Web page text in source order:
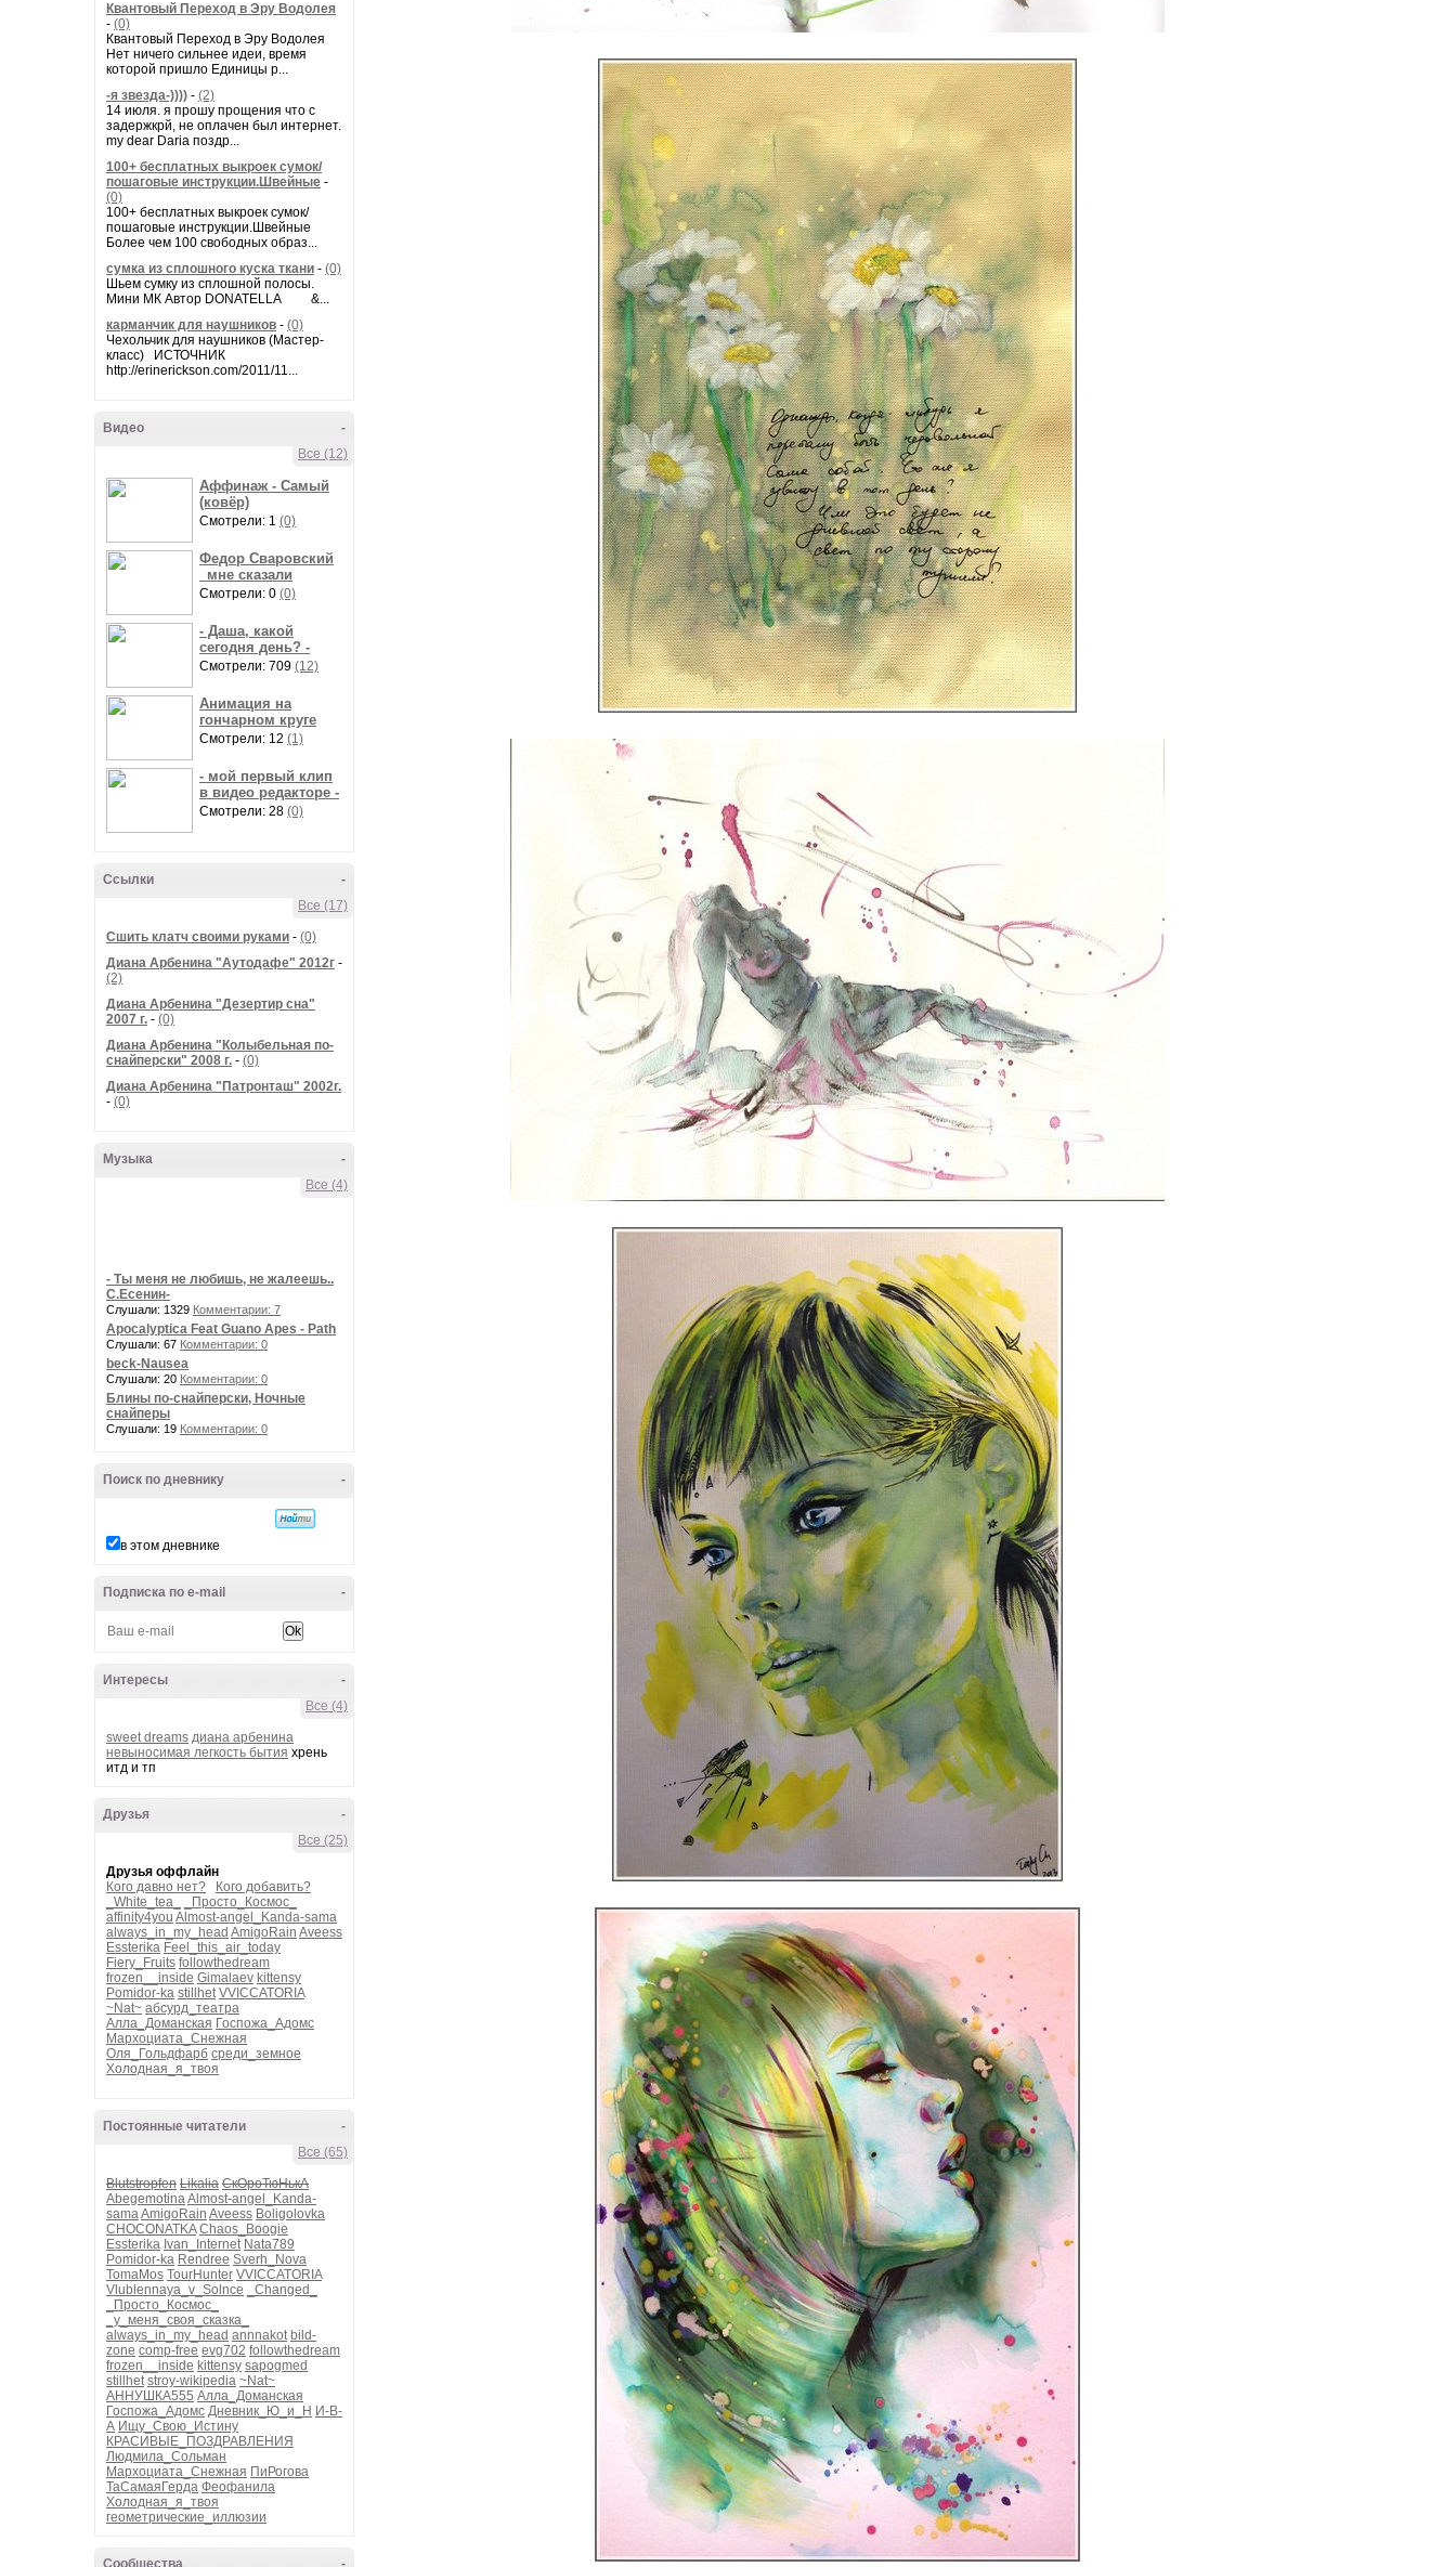
Квантовый Переход в Эру Водолея
- (0)
Квантовый Переход в Эру Водолея
Нет ничего сильнее идеи, время
которой пришло Единицы р...
-я звезда-)))) - (2)
14 июля. я прошу прощения что с
задержкрй, не оплачен был интернет.
my dear Daria поздр...
100+ бесплатных выкроек сумок/
пошаговые инструкции.Швейные -
(0)
100+ бесплатных выкроек сумок/
пошаговые инструкции.Швейные
Более чем 100 свободных образ...
сумка из сплошного куска ткани - (0)
Шьем сумку из сплошной полосы.
Мини МК Автор DONATELLA &...
карманчик для наушников - (0)
Чехольчик для наушников (Мастер-
класс) ИСТОЧНИК
http://erinerickson.com/2011/11...
-
Видео
Все (12)
Аффинаж - Самый
(ковёр)
Смотрели: 1 (0)
Федор Сваровский
_мне сказали
Смотрели: 0 (0)
- Даша, какой
сегодня день? -
Смотрели: 709 (12)
Анимация на
гончарном круге
Смотрели: 12 (1)
- мой первый клип
в видео редакторе -
Смотрели: 28 (0)
-
Ссылки
Все (17)
Сшить клатч своими руками - (0)
Диана Арбенина "Аутодафе" 2012г -
(2)
Диана Арбенина "Дезертир сна"
2007 г. - (0)
Диана Арбенина "Колыбельная по-
снайперски" 2008 г. - (0)
Диана Арбенина "Патронташ" 2002г.
- (0)
-
Музыка
Все (4)
- Ты меня не любишь, не жалеешь..
С.Есенин-
Слушали: 1329 Комментарии: 7
Apocalyptica Feat Guano Apes - Path
Слушали: 67 Комментарии: 0
beck-Nausea
Слушали: 20 Комментарии: 0
Блины по-снайперски, Ночные
снайперы
Слушали: 19 Комментарии: 0
-
Поиск по дневнику
в этом дневнике
-
Подписка по e-mail
-
Интересы
Все (4)
sweet dreams диана арбенина
невыносимая легкость бытия хрень
итд и тп
-
Друзья
Все (25)
Друзья оффлайн
Кого давно нет?
Кого добавить?
_White_tea_
_Просто_Космос_
affinity4you Almost-angel_Kanda-sama
always_in_my_head AmigoRain Aveess
Essterika Feel_this_air_today
Fiery_Fruits followthedream
frozen__inside Gimalaev kittensy
Pomidor-ka stillhet VVICCATORIA
~Nat~ абсурд_театра
Алла_Доманская Госпожа_Адомс
Мархоциата_Снежная
Оля_Гольдфарб среди_земное
Холодная_я_твоя
-
Постоянные читатели
Все (65)
Blutstropfen Likalia СкОроТюНькА
AbegemotinaAlmost-angel_Kanda-
samaAmigoRain Aveess Boligolovka
CHOCONATKA Chaos_Boogie
Essterika Ivan_Internet Nata789
Pomidor-ka Rendree Sverh_Nova
TomaMos TourHunter VVICCATORIA
Vlublennaya_v_Solnce
_Changed_
_Просто_Космос_
_у_меня_своя_сказка_
always_in_my_head annnakot bild-
zone comp-free evg702 followthedream
frozen__inside kittensy sapogmed
stillhet stroy-wikipedia ~Nat~
АННУШКА555 Алла_Доманская
Госпожа_Адомс Дневник_Ю_и_Н И-В-
А Ищу_Свою_Истину
КРАСИВЫЕ_ПОЗДРАВЛЕНИЯ
Людмила_Сольман
Мархоциата_Снежная ПиРогова
ТаСамаяГерда Феофанила
Холодная_я_твоя
геометрические_иллюзии
-
Сообщества